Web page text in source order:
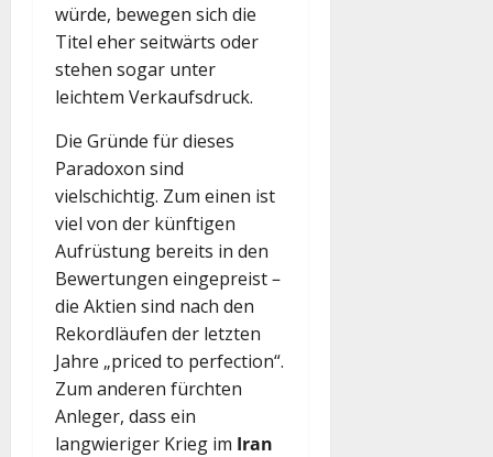
würde, bewegen sich die
Titel eher seitwärts oder
stehen sogar unter
leichtem Verkaufsdruck.
Die Gründe für dieses
Paradoxon sind
vielschichtig. Zum einen ist
viel von der künftigen
Aufrüstung bereits in den
Bewertungen eingepreist –
die Aktien sind nach den
Rekordläufen der letzten
Jahre „priced to perfection“.
Zum anderen fürchten
Anleger, dass ein
langwieriger Krieg im Iran